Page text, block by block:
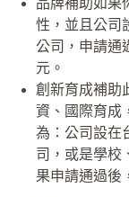
品牌補助如果
性，並且公司
公司，申請通
元。
創新育成補助
資、國際育成
為：公司設在
司，或是學校
果申請通過後